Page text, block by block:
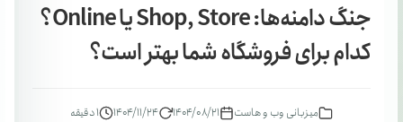
جنگ دامنه‌ها: Shop, Store یا Online؟
کدام برای فروشگاه شما بهتر است؟
میزبانی وب و هاست ۱۴۰۴/۰۸/۲۱ ۱۴۰۴/۱۱/۲۴ 1 دقیقه